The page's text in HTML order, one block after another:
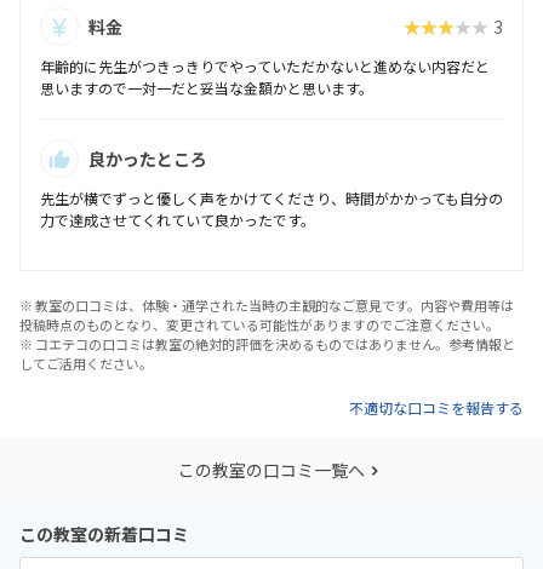
料金 ★★★★★ 3
年齢的に先生がつきっきりでやっていただかないと進めない内容だと
思いますので一対一だと妥当な金額かと思います。
良かったところ
先生が横でずっと優しく声をかけてくださり、時間がかかっても自分の
力で達成させてくれていて良かったです。
※ 教室の口コミは、体験・通学された当時の主観的なご意見です。内容や費用等は
投稿時点のものとなり、変更されている可能性がありますのでご注意ください。
※ コエテコの口コミは教室の絶対的評価を決めるものではありません。参考情報と
してご活用ください。
不適切な口コミを報告する
この教室の口コミ一覧へ
この教室の新着口コミ